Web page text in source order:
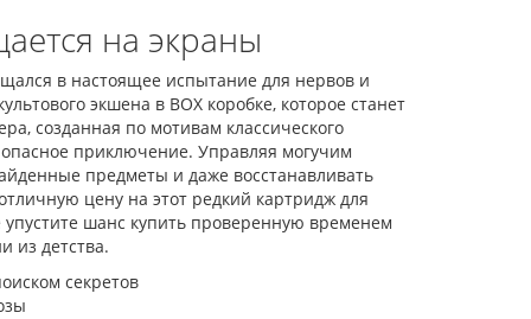
на экраны
в настоящее испытание для нервов и
экшена в BOX коробке, которое станет
созданная по мотивам классического
опасное приключение. Управляя могучим
предметы и даже восстанавливать
цену на этот редкий картридж для
упустите шанс купить проверенную временем
из детства.
секретов